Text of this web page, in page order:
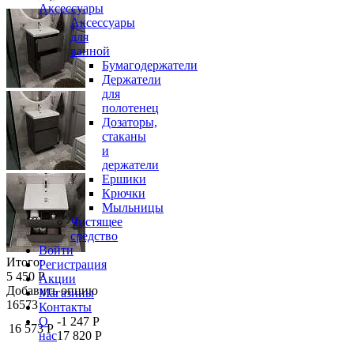
Аксессуары
Аксессуары
для
ванной
Бумагодержатели
Держатели
для
полотенец
Дозаторы,
стаканы
и
держатели
Ершики
Крючки
Мыльницы
Чистящее
средство
Войти
Регистрация
Акции
Магазины
Контакты
О
нас
Итого:
5 450 Р
Добавить опцию
16573
16 573 Р
-1 247 Р
17 820 Р